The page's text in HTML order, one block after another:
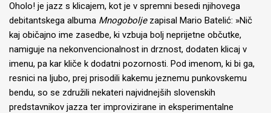
Oholo! je jazz s klicajem, kot je v spremni besedi njihovega
debitantskega albuma Mnogobolje zapisal Mario Batelić: »Nič
kaj običajno ime zasedbe, ki vzbuja bolj neprijetne občutke,
namiguje na nekonvencionalnost in drznost, dodaten klicaj v
imenu, pa kar kliče k dodatni pozornosti. Pod imenom, ki bi ga,
resnici na ljubo, prej prisodili kakemu jeznemu punkovskemu
bendu, so se združili nekateri najvidnejših slovenskih
predstavnikov jazza ter improvizirane in eksperimentalne